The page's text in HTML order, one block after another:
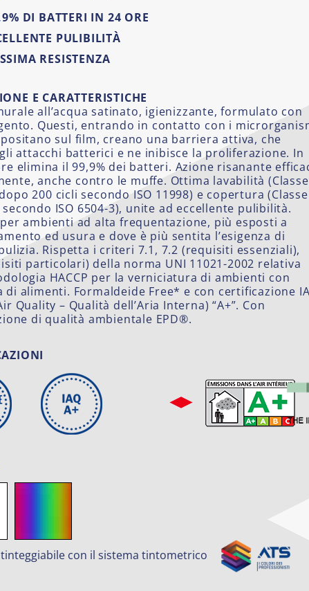
DI BATTERI IN 24 ORE
PULIBILITÀ
RESISTENZA
E CARATTERISTICHE
all’acqua satinato, igienizzante, formulato con
Questi, entrando in contatto con i
sul film, creano una barriera attiva, che
attacchi batterici e ne inibisce la proliferazione. In
elimina il 99,9% dei batteri. Azione risanante
anche contro le muffe. Ottima lavabilità (Classe
200 cicli secondo ISO 11998) e copertura (Classe
ISO 6504-3), unite ad eccellente pulibilità.
ambienti ad alta frequentazione, più esposti a
ed usura e dove è più sentita l’esigenza di
Rispetta i criteri 7.1, 7.2 (requisiti essenziali),
particolari) della norma UNI 11021-2002 relativa
HACCP per la verniciatura di ambienti con
di alimenti. Formaldeide Free* e con certificazione
Quality – Qualità dell’Aria Interna) “A+”. Con
di qualità ambientale EPD®.
con il sistema tintometrico